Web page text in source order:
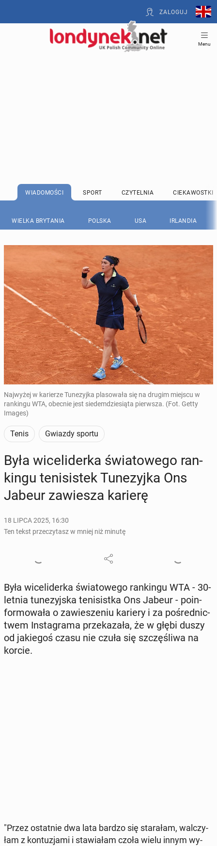
ZALOGUJ
Menu
WIADOMOŚCI SPORT CZYTELNIA CIEKAWOSTKI
WIELKA BRYTANIA POLSKA USA IRLANDIA
Najwyżej w karierze Tunezyjka plasowała się na drugim miejscu w
rankingu WTA, obecnie jest siedemdziesiąta pierwsza. (Fot. Getty
Images)
Tenis Gwiazdy sportu
Była wi­ce­li­der­ka świa­to­we­go ran­
kin­gu te­ni­si­stek Tu­ne­zyj­ka Ons
Jabeur za­wie­sza karierę
18 LIPCA 2025, 16:30
Ten tekst przeczytasz w mniej niż minutę
Była wi­ce­li­der­ka świa­to­we­go ran­kin­gu WTA - 30-
letnia tu­ne­zyj­ska te­ni­sist­ka Ons Jabeur - po­in­
for­mo­wa­ła o za­wie­sze­niu kariery i za po­śred­nic­
twem In­sta­gra­ma prze­ka­za­ła, że w głębi duszy
od ja­kie­goś czasu nie czuła się szczę­śli­wa na
korcie.
"Przez ostat­nie dwa lata bardzo się sta­ra­łam, wal­czy­
łam z kon­tu­zja­mi i sta­wia­łam czoła wielu innym wy­